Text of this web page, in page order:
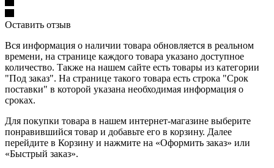
Оставить отзыв
Вся информация о наличии товара обновляется в реальном
времени, на странице каждого товара указано доступное
количество. Также на нашем сайте есть товары из категории
"Под заказ". На странице такого товара есть строка "Срок
поставки" в которой указана необходимая информация о
сроках.
Для покупки товара в нашем интернет-магазине выберите
понравившийся товар и добавьте его в корзину. Далее
перейдите в Корзину и нажмите на «Оформить заказ» или
«Быстрый заказ».